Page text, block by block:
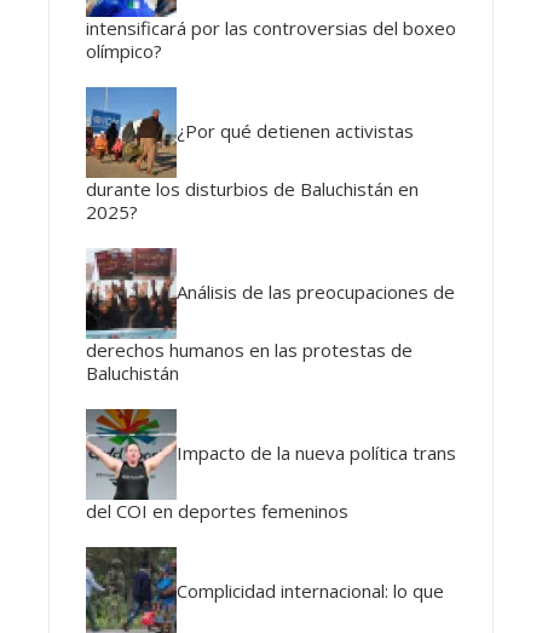
intensificará por las controversias del boxeo
olímpico?
¿Por qué detienen activistas
durante los disturbios de Baluchistán en
2025?
Análisis de las preocupaciones de
derechos humanos en las protestas de
Baluchistán
Impacto de la nueva política trans
del COI en deportes femeninos
Complicidad internacional: lo que